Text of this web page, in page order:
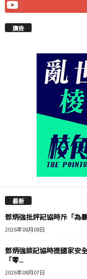
廣告
最新
鄧炳強批評記協時斥「為
2026年08月08日
鄧炳強談記協時提國家安
「零...
2026年08月07日